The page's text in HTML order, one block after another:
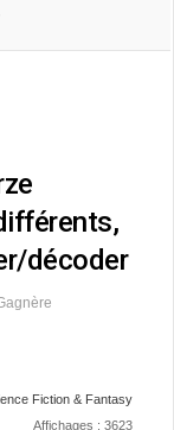
décoder
Fiction & Fantasy
Affichages : 3623